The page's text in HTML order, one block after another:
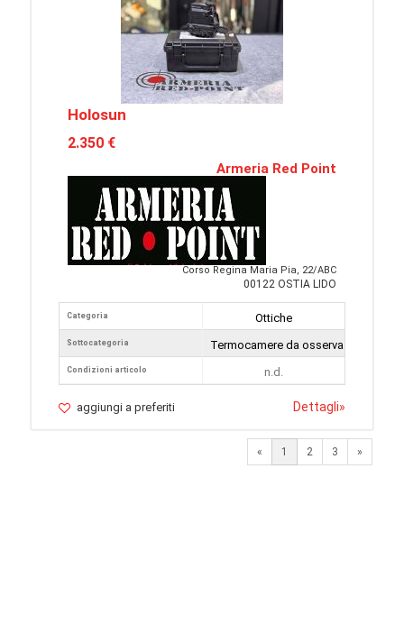
Holosun
2.350 €
Armeria Red Point
Corso Regina Maria Pia, 22/ABC
00122 OSTIA LIDO
Categoria
Sottocategoria
Condizioni articolo
Ottiche
Termocamere da osservazione
n.d.
aggiungi a preferiti Dettagli»
« 1 2 3 »